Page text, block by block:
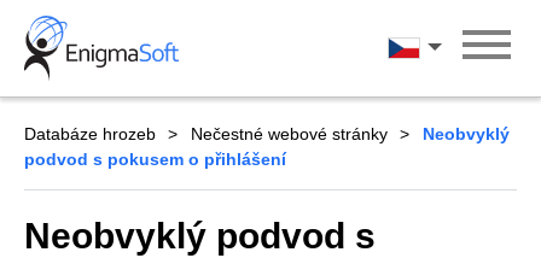
Skip
content
Čeština
Databáze hrozeb Nečestné webové stránky
Neobvyklý
podvod s pokusem o přihlášení
Neobvyklý podvod s